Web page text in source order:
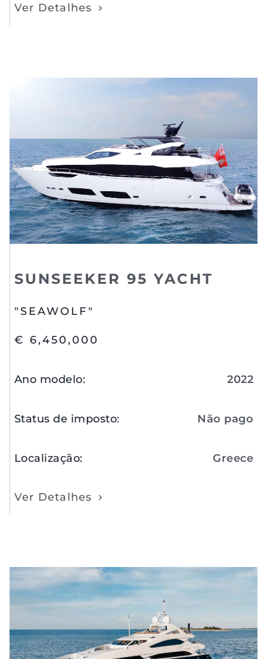
Ver Detalhes
SUNSEEKER 95 YACHT
"SEAWOLF"
€ 6,450,000
Ano modelo: 2022
Status de imposto: Não pago
Localização: Greece
Ver Detalhes